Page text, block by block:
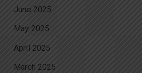
June 2025
May 2025
April 2025
March 2025